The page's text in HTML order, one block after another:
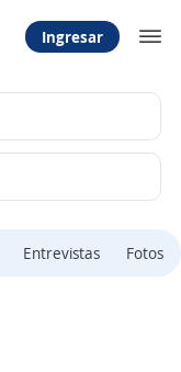
Ingresar
Entrevistas Fotos